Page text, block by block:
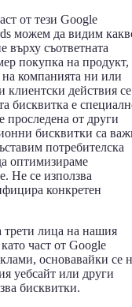
от тези Google
можем да видим
върху съответната
покупка на продукт,
компанията ни или
клиентски действия се
бисквитка е
проследена от други
бисквитки са
потребителска
оптимизираме
Не се използва
конкретен
лица на нашия
част от Google
основавайки се
уебсайт или други
бисквитки.